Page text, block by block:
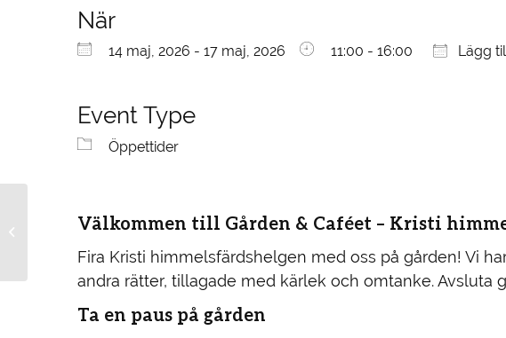
När
14 maj, 2026 - 17 maj, 2026 11:00 - 16:00 Lägg
Ladda ner ICS
Event Type
Öppettider
Välkommen till Gården & Caféet – Kristi
Fira Kristi himmelsfärdshelgen med oss på gården! Vi
andra rätter, tillagade med kärlek och omtanke. Avsluta
Ta en paus på gården
Vårkänslor på gården –
njut av en dag på